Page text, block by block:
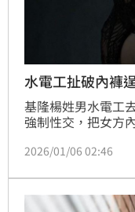
水電工扯破內褲
基隆楊姓男水電工
強制性交，把女方
部才作罷，事後雙
方起訴，但法官認
她無罪。
2026/01/06 02:46